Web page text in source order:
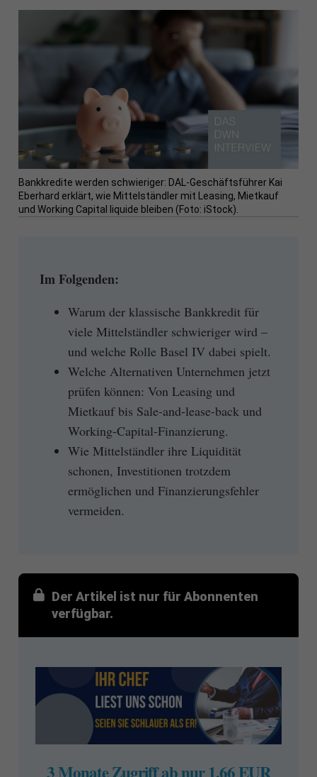
Bankkredite werden schwieriger: DAL-Geschäftsführer Kai
Eberhard erklärt, wie Mittelständler mit Leasing, Mietkauf
und Working Capital liquide bleiben (Foto: iStock).
Im Folgenden:
Warum der klassische Bankkredit für
viele Mittelständler schwieriger wird –
und welche Rolle Basel IV dabei spielt.
Welche Alternativen Unternehmen jetzt
prüfen können: Von Leasing und
Mietkauf bis Sale-and-lease-back und
Working-Capital-Finanzierung.
Wie Mittelständler ihre Liquidität
schonen, Investitionen trotzdem
ermöglichen und Finanzierungsfehler
vermeiden.
Der Artikel ist nur für Abonnenten
verfügbar.